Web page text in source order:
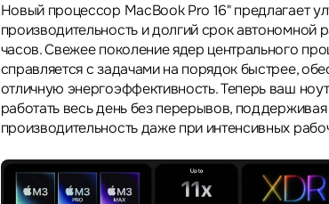
Новый процессор MacBook Pro 16" предлагает
производительность и долгий срок автономной
часов. Свежее поколение ядер центрального
справляется с задачами на порядок быстрее,
отличную энергоэффективность. Теперь ваш
работать весь день без перерывов,
производительность даже при интенсивных